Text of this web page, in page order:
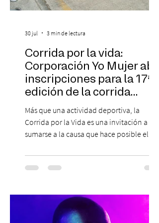
Corrida por la vida:
Corporación Yo Mujer abre
inscripciones para la 17ª
edición de la corrida
solidaria
Más que una actividad deportiva, la
Corrida por la Vida es una invitación a
sumarse a la causa que hace posible el
desarrolla durante todo el año: brindar
orientación, contención y apoyo
experiencia del cáncer de mama y a sus
familias, además de impulsar la detección
temprana, porque la información también
30 jul 3 min de lectura